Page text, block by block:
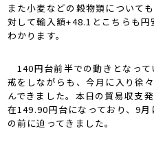
また小麦などの穀物類について
対して輸入額+48.1とこちらも
わかります。
140円台前半での動きとなっ
戒をしながらも、今月に入り徐
んできました。本日の貿易収支
在149.90円台になっており、9
の前に迫ってきました。